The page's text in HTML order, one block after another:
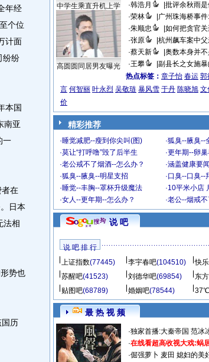
年经
个位
计面
纷纷
本国
南亚
一
在
日本
法相
势也
历
中学生乘直升机上学
高圆圆同居男友曝光
·韩浩月
批评余秋雨
·荣林
广州珠海桥事
·朱顺忠
如何把贪官
·张原
杭州飙车案中
·蔡天新
奥数本身并
·王攀
副县长之女施
热点标签： 章子怡 春运 郭
言 何智丽 叶永烈 吴敬琏 暴风雪 于丹 陈晓旭 文
价
精彩推荐
·睡觉减肥--瘦到你尖叫(图) ·狐臭--腋臭--
·莫让“打呼噜”毁了后半生 ·更年期--卵
·老公戒不了烟酒--怎么办？ ·涵盖健康要
·狐臭--腋臭--明星支招 ·口臭--口臭--
·睡觉--丰胸--罩杯升级魔法 ·10平米小店
·女人--更年期--怎么办？ ·老公--烟戒
说 吧
说 吧 排 行
上证指数(77445) 李宇春吧(104510) 快
苏醒吧(41523) 刘德华吧(69854) 东
贴图吧(68789) 婚姻吧(78544) 37℃
最 热 视 频
·独家首播:大秦帝国 范冰
·在线看超高收视大戏:蜗
·倔强萝卜 麦田 媳妇的美